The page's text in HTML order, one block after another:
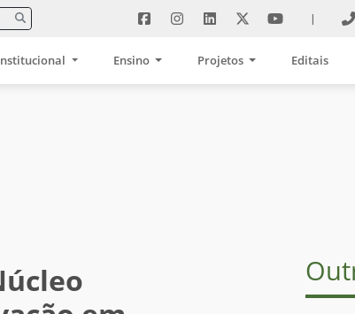
|
Ensino Projetos Editais